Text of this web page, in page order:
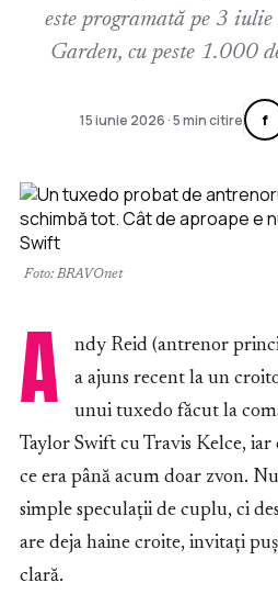
este programată pe 3
Garden, cu peste 1.000
15 iunie 2026 · 5 min citire f
Foto: BRAVOnet
A
ndy Reid (antrenor
a ajuns recent la un
unui tuxedo făcut la
Taylor Swift cu Travis Kelce,
ce era până acum doar zvon.
simple speculații de cuplu, ci
are deja haine croite, invitați
clară.